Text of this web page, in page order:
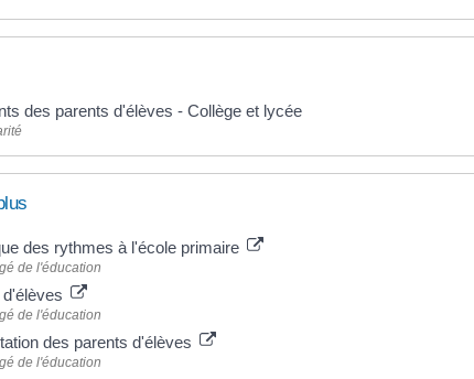
des parents d'élèves - Collège et lycée
des rythmes à l'école primaire
de l'éducation
de l'éducation
des parents d'élèves
de l'éducation